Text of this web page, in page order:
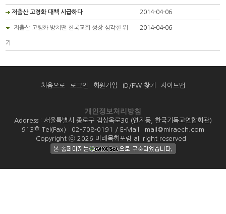
저출산 고령화 대책 시급하다 2014-04-06
저출산 고령화 방치땐 한국교회 성장 심각한 위
기
2014-04-06
처음으로 로그인 회원가입 ID/PW 찾기 사이트맵
개인정보처리방침
Address : 서울특별시 종로구 김상옥로30 (연지동, 한국기독교연합회관)
913호 Tel(Fax) : 02-708-0191 / E-Mail : mail@miraech.com
Copyright ⓒ 2026 미래목회포럼 all right reserved